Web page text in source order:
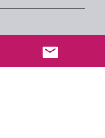
- Anti-Müller-